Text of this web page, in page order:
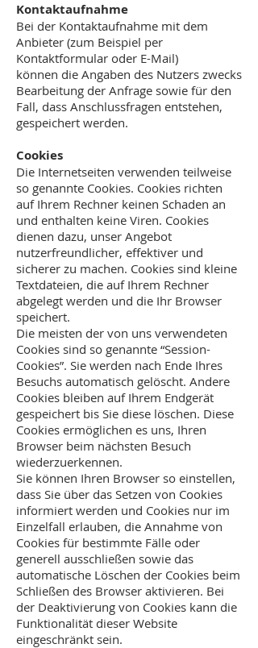
Kontaktaufnahme
Bei der Kontaktaufnahme mit dem
Anbieter (zum Beispiel per
Kontaktformular oder E-Mail)
können die Angaben des Nutzers zwecks
Bearbeitung der Anfrage sowie für den
Fall, dass Anschlussfragen entstehen,
gespeichert werden.
Cookies
Die Internetseiten verwenden teilweise
so genannte Cookies. Cookies richten
auf Ihrem Rechner keinen Schaden an
und enthalten keine Viren. Cookies
dienen dazu, unser Angebot
nutzerfreundlicher, effektiver und
sicherer zu machen. Cookies sind kleine
Textdateien, die auf Ihrem Rechner
abgelegt werden und die Ihr Browser
speichert.
Die meisten der von uns verwendeten
Cookies sind so genannte “Session-
Cookies”. Sie werden nach Ende Ihres
Besuchs automatisch gelöscht. Andere
Cookies bleiben auf Ihrem Endgerät
gespeichert bis Sie diese löschen. Diese
Cookies ermöglichen es uns, Ihren
Browser beim nächsten Besuch
wiederzuerkennen.
Sie können Ihren Browser so einstellen,
dass Sie über das Setzen von Cookies
informiert werden und Cookies nur im
Einzelfall erlauben, die Annahme von
Cookies für bestimmte Fälle oder
generell ausschließen sowie das
automatische Löschen der Cookies beim
Schließen des Browser aktivieren. Bei
der Deaktivierung von Cookies kann die
Funktionalität dieser Website
eingeschränkt sein.